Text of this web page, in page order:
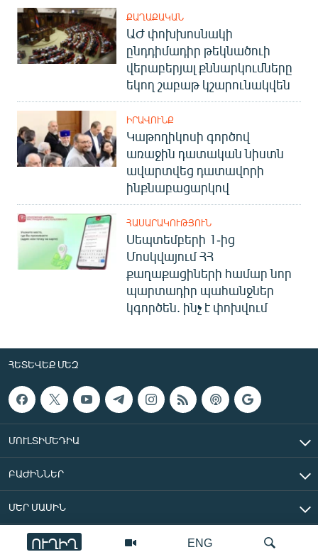
ENG
ՈՒՂԻՂ
ՔԱՂԱՔԱԿԱՆ
ԱԺ փոխխոսնակի
ընդդիմադիր թեկնածուի
վերաբերյալ քննարկումները
եկող շաբաթ կշարունակվեն
ԻՐԱՎՈՒՆՔ
Կաթողիկոսի գործով
առաջին դատական նիստն
ավարտվեց դատավորի
ինքնաբացարկով
ՀԱՍԱՐԱԿՈՒԹՅՈՒՆ
Սեպտեմբերի 1-ից
Մոսկվայում ՀՀ
քաղաքացիների համար նոր
պարտադիր պահանջներ
կգործեն. ինչ է փոխվում
ՀԵՏԵՎԵՔ ՄԵԶ
ՄՈՒԼՏԻՄԵԴԻԱ
ԲԱԺԻՆՆԵՐ
ՄԵՐ ՄԱՍԻՆ
«Ազատ Եվրոպա/Ազատություն» ռադիոկայան © 2026